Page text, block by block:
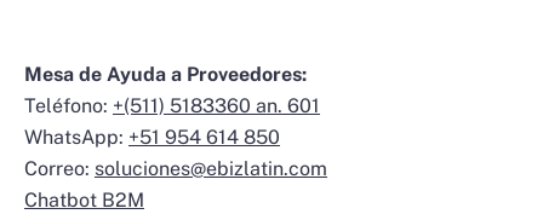
Mesa de Ayuda a Proveedores:
Teléfono: +(511) 5183360 an. 601
WhatsApp: +51 954 614 850
Correo: soluciones@ebizlatin.com
Chatbot B2M